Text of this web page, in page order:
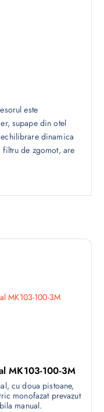
este
supape din otel
dinamica
filtru de zgomot, are
MK103-100-3M
cu doua pistoane,
monofazat prevazut
manual.